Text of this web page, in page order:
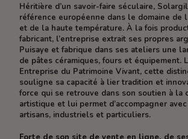
Héritière d’un savoir-faire séculaire,
référence européenne dans le domaine de
et de la haute température. À la fois
fabricant, l’entreprise extrait ses propres
Puisaye et fabrique dans ses ateliers une
de pâtes céramiques, fours et équipement.
Entreprise du Patrimoine Vivant, cette
souligne sa capacité à lier tradition et
force qui se retrouve dans son soutien à la
artistique et lui permet d’accompagner
artisans, industriels et particuliers.